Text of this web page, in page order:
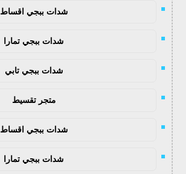
شدات ببجي اقساط
شدات ببجي تمارا
شدات ببجي تابي
متجر تقسيط
شدات ببجي اقساط
شدات ببجي تمارا